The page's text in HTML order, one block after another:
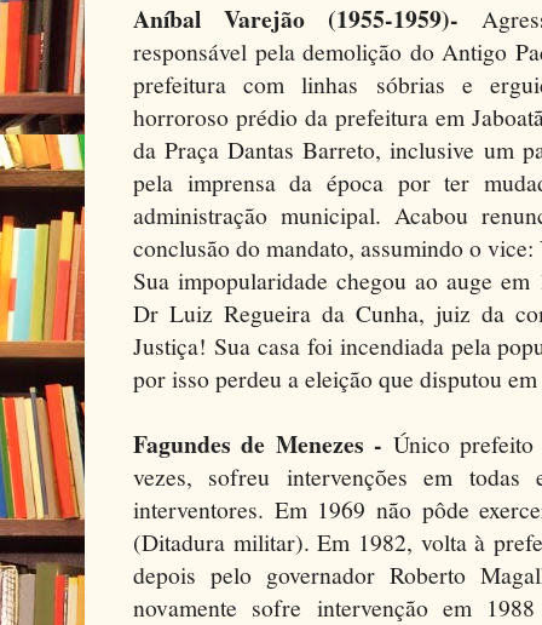
Aníbal Varejão (1955-1959)-
responsável pela demolição do Antigo
prefeitura com linhas sóbrias e
horroroso prédio da prefeitura em
da Praça Dantas Barreto, inclusive um
pela imprensa da época por ter
administração municipal. Acabou
conclusão do mandato, assumindo o
Sua impopularidade chegou ao auge em
Dr Luiz Regueira da Cunha, juiz da
Justiça! Sua casa foi incendiada pela
por isso perdeu a eleição que disputou
Fagundes de Menezes - Único
vezes, sofreu intervenções em todas
interventores. Em 1969 não pôde
(Ditadura militar). Em 1982, volta à
depois pelo governador Roberto
novamente sofre intervenção em